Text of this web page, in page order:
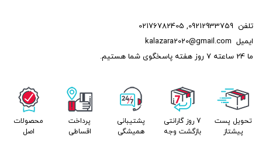
تلفن 09212933759
,
02176782405
ایمیل kalazara2020@gmail.com
ما 24 ساعته 7 روز هفته پاسخگوی شما هستیم.
تحویل پست
پیشتاز
7 روز گارانتی
بازگشت وجه
پشتیبانی
همیشگی
پرداخت
اقساطی
محصولات
اصل